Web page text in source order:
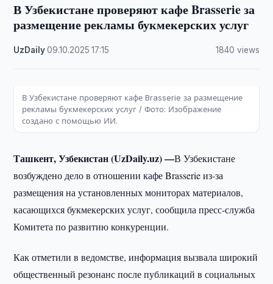
В Узбекистане проверяют кафе Brasserie за
размещение рекламы букмекерских услуг
UzDaily·09.10.2025 ·17:15 1840 views
В Узбекистане проверяют кафе Brasserie за размещение
рекламы букмекерских услуг / Фото: Изображение
создано с помощью ИИ.
Ташкент, Узбекистан (UzDaily.uz) —В Узбекистане
возбуждено дело в отношении кафе Brasserie из-за
размещения на установленных мониторах материалов,
касающихся букмекерских услуг, сообщила пресс-служба
Комитета по развитию конкуренции.
Как отметили в ведомстве, информация вызвала широкий
общественный резонанс после публикаций в социальных